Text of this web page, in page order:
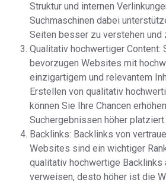
Struktur und internen
Suchmaschinen dabei
Seiten besser zu verstehen und
Qualitativ hochwertiger Content:
bevorzugen Websites mit
einzigartigem und relevantem
Erstellen von qualitativ
können Sie Ihre Chancen
Suchergebnissen höher platziert
Backlinks: Backlinks von
Websites sind ein wichtiger
qualitativ hochwertige Backlinks
verweisen, desto höher ist die